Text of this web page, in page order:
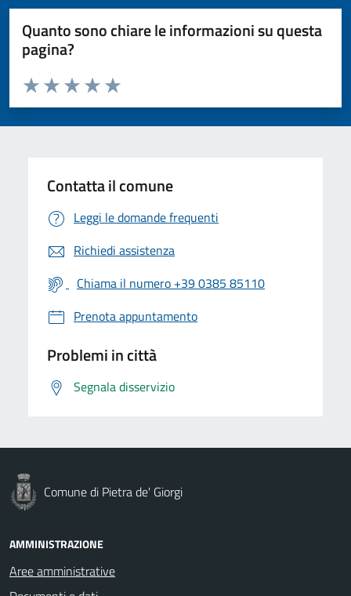
Quanto sono chiare le informazioni su questa
pagina?
Valuta da 1 a 5 stelle la pagina
Valuta 5 stelle su 5
Valuta 4 stelle su 5
Valuta 3 stelle su 5
Valuta 2 stelle su 5
Valuta 1 stelle su 5
Contatta il comune
Leggi le domande frequenti
Richiedi assistenza
Chiama il numero +39 0385 85110
Prenota appuntamento
Problemi in città
Segnala disservizio
Comune di Pietra de' Giorgi
AMMINISTRAZIONE
Aree amministrative